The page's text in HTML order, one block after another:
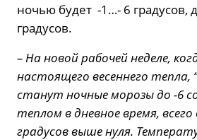
ночью будет -1…- 6 градусов,
градусов.
– На новой рабочей неделе,
настоящего весеннего тепла,
станут ночные морозы до -6
теплом в дневное время,
градусов выше нуля.